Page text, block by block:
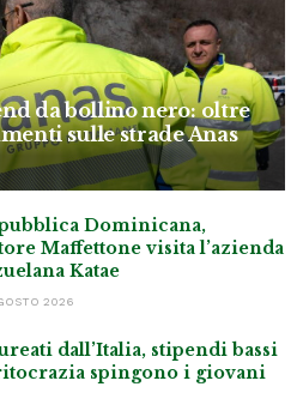
da bollino nero: oltre
sulle strade Anas
Dominicana,
Maffettone visita l’azienda
Katae
2026
dall’Italia, stipendi bassi
spingono i giovani